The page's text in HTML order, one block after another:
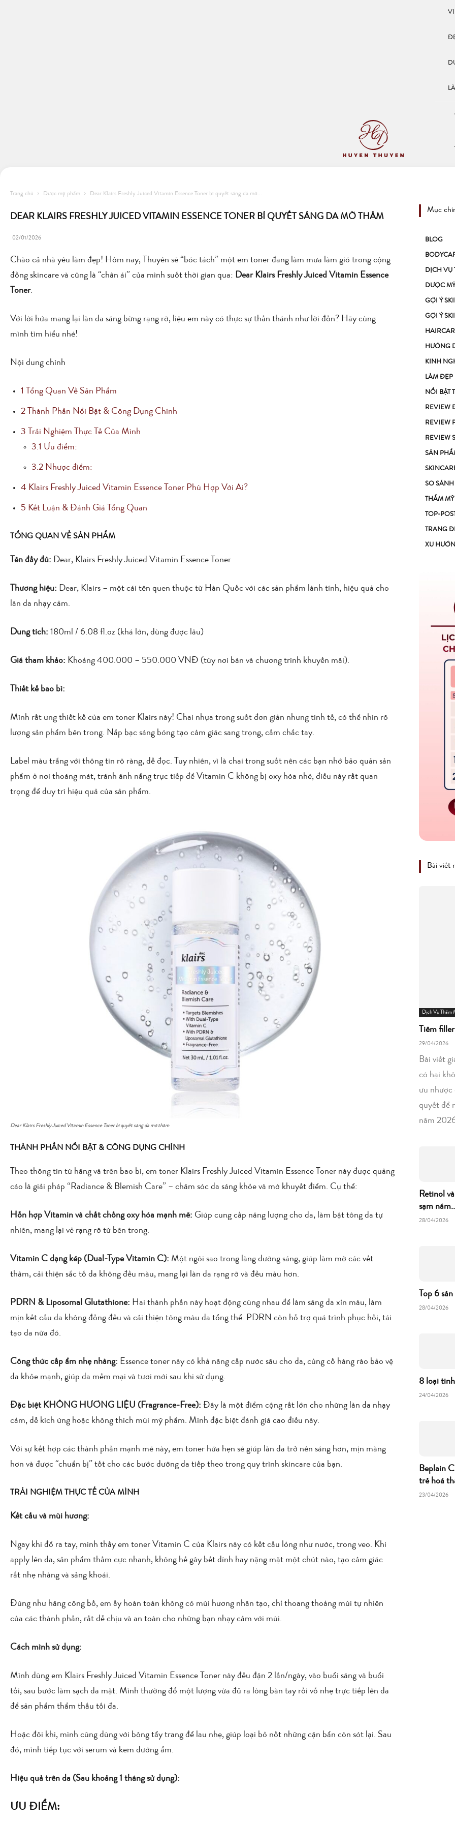
Trang chủ Dược mỹ phẩm Dear Klairs Freshly Juiced Vitamin Essence Toner bí quyết sáng da mờ...
DEAR KLAIRS FRESHLY JUICED VITAMIN ESSENCE TONER BÍ QUYẾT SÁNG DA MỜ THÂM
02/01/2026
Chào cả nhà yêu làm đẹp! Hôm nay, Thuyên sẽ “bóc tách” một em toner đang làm mưa làm gió trong cộng
đồng skincare và cũng là “chân ái” của mình suốt thời gian qua: Dear Klairs Freshly Juiced Vitamin Essence
Toner.
Với lời hứa mang lại làn da sáng bừng rạng rỡ, liệu em này có thực sự thần thánh như lời đồn? Hãy cùng
mình tìm hiểu nhé!
Nội dung chính
1 Tổng Quan Về Sản Phẩm
2 Thành Phần Nổi Bật & Công Dụng Chính
3 Trải Nghiệm Thực Tế Của Mình
3.1 Ưu điểm:
3.2 Nhược điểm:
4 Klairs Freshly Juiced Vitamin Essence Toner Phù Hợp Với Ai?
5 Kết Luận & Đánh Giá Tổng Quan
TỔNG QUAN VỀ SẢN PHẨM
Tên đầy đủ: Dear, Klairs Freshly Juiced Vitamin Essence Toner
Thương hiệu: Dear, Klairs – một cái tên quen thuộc từ Hàn Quốc với các sản phẩm lành tính, hiệu quả cho
làn da nhạy cảm.
Dung tích: 180ml / 6.08 fl.oz (khá lớn, dùng được lâu)
Giá tham khảo: Khoảng 400.000 – 550.000 VNĐ (tùy nơi bán và chương trình khuyến mãi).
Thiết kế bao bì:
Mình rất ưng thiết kế của em toner Klairs này! Chai nhựa trong suốt đơn giản nhưng tinh tế, có thể nhìn rõ
lượng sản phẩm bên trong. Nắp bạc sáng bóng tạo cảm giác sang trọng, cầm chắc tay.
Label màu trắng với thông tin rõ ràng, dễ đọc. Tuy nhiên, vì là chai trong suốt nên các bạn nhớ bảo quản sản
phẩm ở nơi thoáng mát, tránh ánh nắng trực tiếp để Vitamin C không bị oxy hóa nhé, điều này rất quan
trọng để duy trì hiệu quả của sản phẩm.
Dear Klairs Freshly Juiced Vitamin Essence Toner bí quyết sáng da mờ thâm
THÀNH PHẦN NỔI BẬT & CÔNG DỤNG CHÍNH
Theo thông tin từ hãng và trên bao bì, em toner Klairs Freshly Juiced Vitamin Essence Toner này được quảng
cáo là giải pháp “Radiance & Blemish Care” – chăm sóc da sáng khỏe và mờ khuyết điểm. Cụ thể:
Hỗn hợp Vitamin và chất chống oxy hóa mạnh mẽ: Giúp cung cấp năng lượng cho da, làm bật tông da tự
nhiên, mang lại vẻ rạng rỡ từ bên trong.
Vitamin C dạng kép (Dual-Type Vitamin C): Một ngôi sao trong làng dưỡng sáng, giúp làm mờ các vết
thâm, cải thiện sắc tố da không đều màu, mang lại làn da rạng rỡ và đều màu hơn.
PDRN & Liposomal Glutathione: Hai thành phần này hoạt động cùng nhau để làm sáng da xỉn màu, làm
mịn kết cấu da không đồng đều và cải thiện tông màu da tổng thể. PDRN còn hỗ trợ quá trình phục hồi, tái
tạo da nữa đó.
Công thức cấp ẩm nhẹ nhàng: Essence toner này có khả năng cấp nước sâu cho da, củng cố hàng rào bảo vệ
da khỏe mạnh, giúp da mềm mại và tươi mới sau khi sử dụng.
Đặc biệt KHÔNG HƯƠNG LIỆU (Fragrance-Free): Đây là một điểm cộng rất lớn cho những làn da nhạy
cảm, dễ kích ứng hoặc không thích mùi mỹ phẩm. Mình đặc biệt đánh giá cao điều này.
Với sự kết hợp các thành phần mạnh mẽ này, em toner hứa hẹn sẽ giúp làn da trở nên sáng hơn, mịn màng
hơn và được “chuẩn bị” tốt cho các bước dưỡng da tiếp theo trong quy trình skincare của bạn.
TRẢI NGHIỆM THỰC TẾ CỦA MÌNH
Kết cấu và mùi hương:
Ngay khi đổ ra tay, mình thấy em toner Vitamin C của Klairs này có kết cấu lỏng như nước, trong veo. Khi
apply lên da, sản phẩm thấm cực nhanh, không hề gây bết dính hay nặng mặt một chút nào, tạo cảm giác
rất nhẹ nhàng và sảng khoái.
Đúng như hãng công bố, em ấy hoàn toàn không có mùi hương nhân tạo, chỉ thoang thoảng mùi tự nhiên
của các thành phần, rất dễ chịu và an toàn cho những bạn nhạy cảm với mùi.
Cách mình sử dụng:
Mình dùng em Klairs Freshly Juiced Vitamin Essence Toner này đều đặn 2 lần/ngày, vào buổi sáng và buổi
tối, sau bước làm sạch da mặt. Mình thường đổ một lượng vừa đủ ra lòng bàn tay rồi vỗ nhẹ trực tiếp lên da
để sản phẩm thẩm thấu tối đa.
Hoặc đôi khi, mình cũng dùng với bông tẩy trang để lau nhẹ, giúp loại bỏ nốt những cặn bẩn còn sót lại. Sau
đó, mình tiếp tục với serum và kem dưỡng ẩm.
Hiệu quả trên da (Sau khoảng 1 tháng sử dụng):
ƯU ĐIỂM:
Mục
BLOG
DỊCH VỤ
DƯỢC
GỢI Ý
GỢI Ý
HƯỚNG
KINH
LÀM ĐẸP
NỔI BẬT
REVIEW
REVIEW
REVIEW
SẢN
SO
THẨM MỸ
TOP-
TRANG
XU
Bài viết
Dịch Vụ Thẩm
Tiêm
29/04/2026
Bài viết
có hại
ưu nhược
quyết để
năm
Retinol
sạm
28/04/2026
Top 6
28/04/2026
8 loại
24/04/2026
Beplain
trẻ hoá
23/04/2026